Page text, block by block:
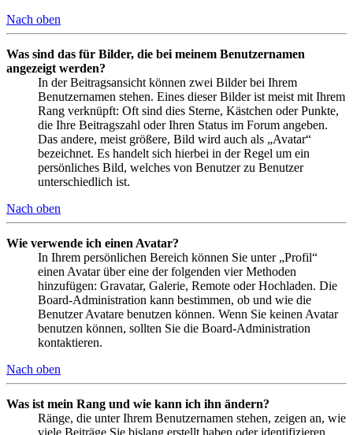
Nach oben
Was sind das für Bilder, die bei meinem Benutzernamen
angezeigt werden?
In der Beitragsansicht können zwei Bilder bei Ihrem
Benutzernamen stehen. Eines dieser Bilder ist meist mit Ihrem
Rang verknüpft: Oft sind dies Sterne, Kästchen oder Punkte,
die Ihre Beitragszahl oder Ihren Status im Forum angeben.
Das andere, meist größere, Bild wird auch als „Avatar“
bezeichnet. Es handelt sich hierbei in der Regel um ein
persönliches Bild, welches von Benutzer zu Benutzer
unterschiedlich ist.
Nach oben
Wie verwende ich einen Avatar?
In Ihrem persönlichen Bereich können Sie unter „Profil“
einen Avatar über eine der folgenden vier Methoden
hinzufügen: Gravatar, Galerie, Remote oder Hochladen. Die
Board-Administration kann bestimmen, ob und wie die
Benutzer Avatare benutzen können. Wenn Sie keinen Avatar
benutzen können, sollten Sie die Board-Administration
kontaktieren.
Nach oben
Was ist mein Rang und wie kann ich ihn ändern?
Ränge, die unter Ihrem Benutzernamen stehen, zeigen an, wie
viele Beiträge Sie bislang erstellt haben oder identifizieren